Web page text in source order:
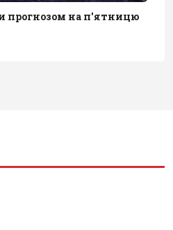
прогнозом на п'ятницю